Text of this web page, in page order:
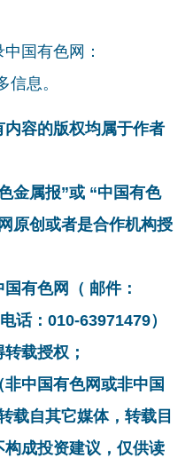
国有色网：
信息。
容的版权均属于作者
金属报”或 “中国有色
原创或者是合作机构授
有色网（ 邮件：
：010-63971479）
载授权；
中国有色网或非中国
载自其它媒体，转载目
成投资建议，仅供读